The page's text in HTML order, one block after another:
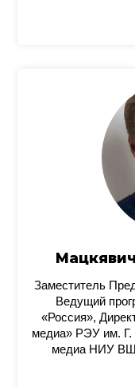
Заместитель
Ведущий
«Россия»,
медиа» РЭУ им. Г.
медиа НИУ